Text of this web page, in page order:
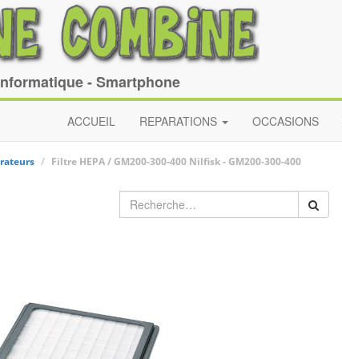
- Smartphone
ACCUEIL REPARATIONS OCCASIONS
Filtre HEPA / GM200-300-400 Nilfisk- GM200-300-400